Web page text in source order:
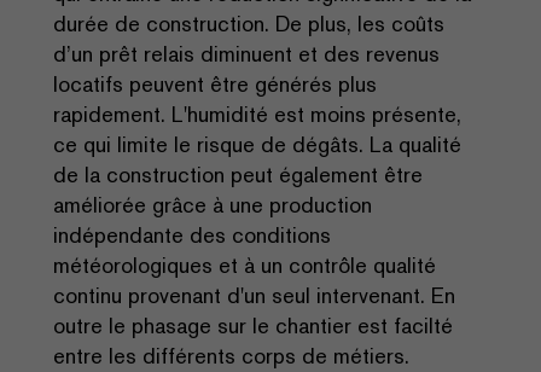
durée de construction. De plus, les coûts
d’un prêt relais diminuent et des revenus
locatifs peuvent être générés plus
rapidement. L'humidité est moins présente,
ce qui limite le risque de dégâts. La qualité
de la construction peut également être
améliorée grâce à une production
indépendante des conditions
météorologiques et à un contrôle qualité
continu provenant d'un seul intervenant. En
outre le phasage sur le chantier est facilté
entre les différents corps de métiers.